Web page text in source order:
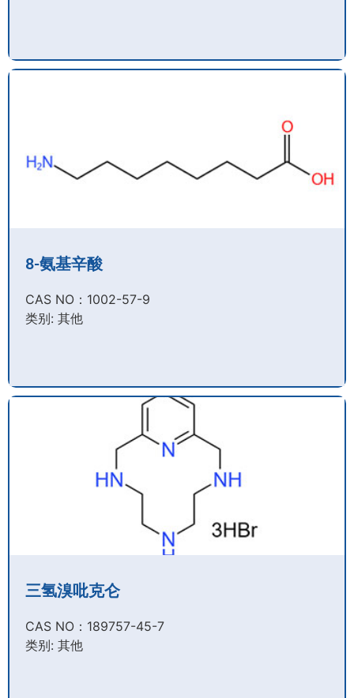
8-氨基辛酸
CAS NO：1002-57-9​
类别: 其他
三氢溴吡克仑
CAS NO：189757-45-7​
类别: 其他